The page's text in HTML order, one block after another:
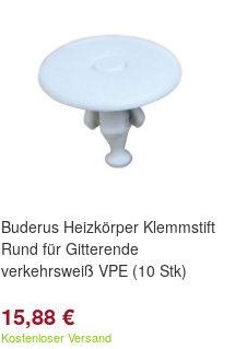
Buderus Heizkörper Klemmstift
Rund für Gitterende
verkehrsweiß VPE (10 Stk)
15,88 €
Kostenloser Versand